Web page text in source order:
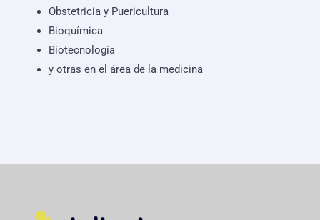
Obstetricia y Puericultura
Bioquímica
Biotecnología
y otras en el área de la medicina